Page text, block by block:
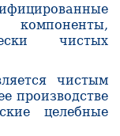
компоненты,
чистых
чистым
производстве
целебные